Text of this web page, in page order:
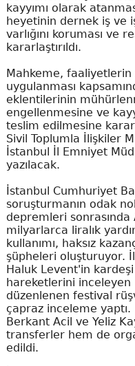
kayyımı olarak
heyetinin dernek iş ve
varlığını koruması ve
kararlaştırıldı.
Mahkeme, faaliyetlerin
uygulanması
eklentilerinin
engellenmesine ve
teslim edilmesine
Sivil Toplumla İlişkiler
İstanbul İl Emniyet
yazılacak.
İstanbul Cumhuriyet
soruşturmanın odak
depremleri sonrasında
milyarlarca liralık
kullanımı, haksız
şüpheleri oluşturuyor.
Haluk Levent'in
hareketlerini inceleyen
düzenlenen festival
çapraz inceleme
Berkant Acil ve Yeliz
transferler hem de
edildi.